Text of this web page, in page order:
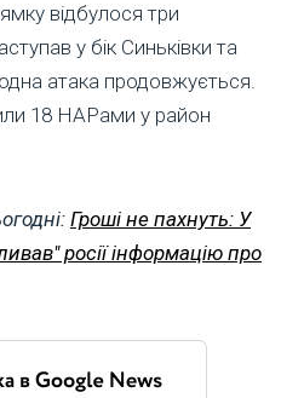
відбулося три
у бік Синьківки та
атака продовжується.
18 НАРами у район
Гроші не пахнуть: У
росії інформацію про